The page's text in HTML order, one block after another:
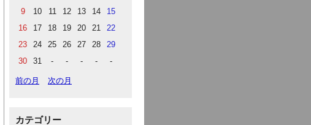
9
10 11 12 13 14
15
16
17 18 19 20 21
22
23
24 25 26 27 28
29
30
31 - - - - -
前の月 次の月
カテゴリー